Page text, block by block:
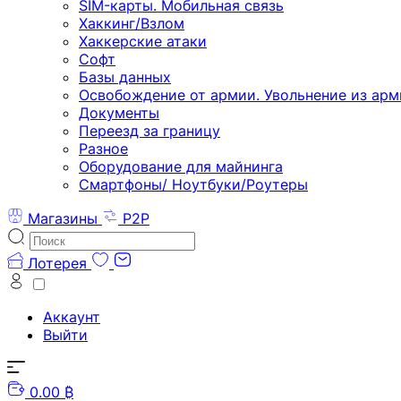
SIM-карты. Мобильная связь
Хаккинг/Взлом
Хаккерские атаки
Софт
Базы данных
Освобождение от армии. Увольнение из
Документы
Переезд за границу
Разное
Оборудование для майнинга
Смартфоны/ Ноутбуки/Роутеры
Магазины
P2P
Лотерея
Аккаунт
Выйти
0.00 ₿